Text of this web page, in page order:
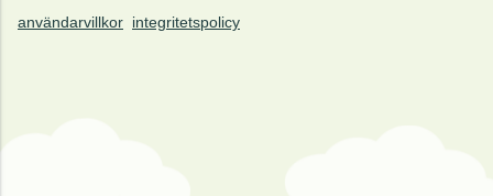
användarvillkor integritetspolicy